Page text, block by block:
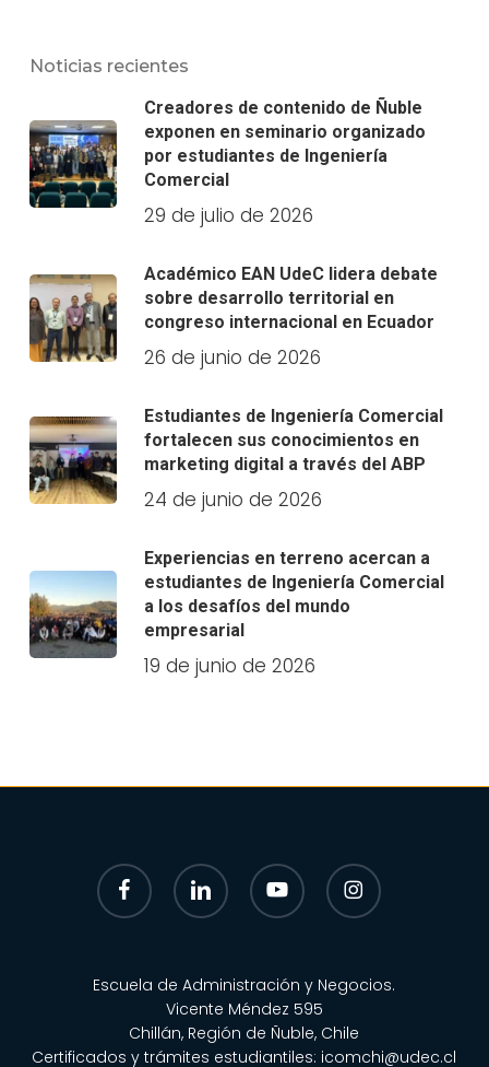
Noticias recientes
Creadores de contenido de Ñuble
exponen en seminario organizado
por estudiantes de Ingeniería
Comercial
29 de julio de 2026
Académico EAN UdeC lidera debate
sobre desarrollo territorial en
congreso internacional en Ecuador
26 de junio de 2026
Estudiantes de Ingeniería Comercial
fortalecen sus conocimientos en
marketing digital a través del ABP
24 de junio de 2026
Experiencias en terreno acercan a
estudiantes de Ingeniería Comercial
a los desafíos del mundo
empresarial
19 de junio de 2026
facebook linkedin youtube instagram
Escuela de Administración y Negocios.
Vicente Méndez 595
Chillán, Región de Ñuble, Chile
Certificados y trámites estudiantiles: icomchi@udec.cl